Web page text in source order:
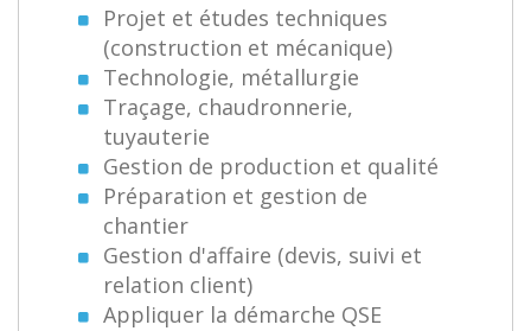
Projet et études techniques
(construction et mécanique)
Technologie, métallurgie
Traçage, chaudronnerie,
tuyauterie
Gestion de production et qualité
Préparation et gestion de
chantier
Gestion d'affaire (devis, suivi et
relation client)
Appliquer la démarche QSE